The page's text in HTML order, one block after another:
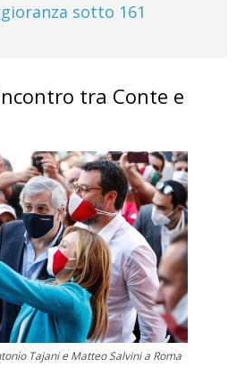
sotto 161
tra Conte e
Tajani e Matteo Salvini a Roma